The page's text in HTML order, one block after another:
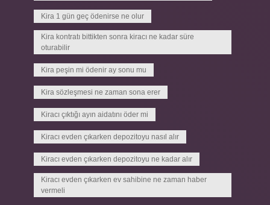
Kira 1 gün geç ödenirse ne olur
Kira kontratı bittikten sonra kiracı ne kadar süre
oturabilir
Kira peşin mi ödenir ay sonu mu
Kira sözleşmesi ne zaman sona erer
Kiracı çıktığı ayın aidatını öder mi
Kiracı evden çıkarken depozitoyu nasıl alır
Kiracı evden çıkarken depozitoyu ne kadar alır
Kiracı evden çıkarken ev sahibine ne zaman haber
vermeli